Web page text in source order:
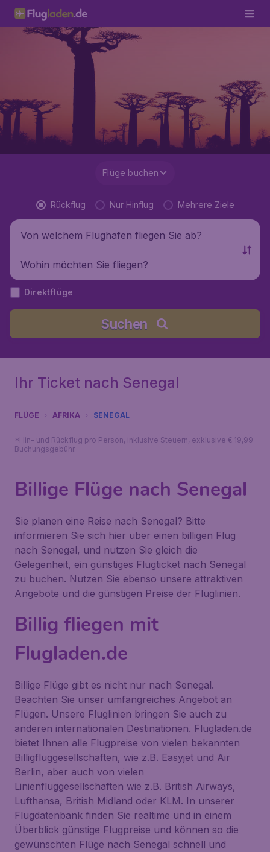
Flüge buchen
Rückflug Nur Hinflug Mehrere Ziele
Von welchem Flughafen fliegen Sie ab?
Wohin möchten Sie fliegen?
Direktflüge
Suchen
Ihr Ticket nach Senegal
FLÜGE AFRIKA SENEGAL
*Hin- und Rückflug pro Person, inklusive Steuern, exklusive € 19,99
Buchungsgebühr.
Billige Flüge nach Senegal
Sie planen eine Reise nach Senegal? Bitte
informieren Sie sich hier über einen billigen Flug
nach Senegal, und nutzen Sie gleich die
Gelegenheit, ein günstiges Flugticket nach Senegal
zu buchen. Nutzen Sie ebenso unsere attraktiven
Angebote und die günstigen Preise der Fluglinien.
Billig fliegen mit
Flugladen.de
Billige Flüge gibt es nicht nur nach Senegal.
Beachten Sie unser umfangreiches Angebot an
Flügen. Unsere Fluglinien bringen Sie auch zu
anderen internationalen Destinationen. Flugladen.de
bietet Ihnen alle Flugpreise von vielen bekannten
Billigfluggesellschaften, wie z.B. Easyjet und Air
Berlin, aber auch von vielen
Linienfluggesellschaften wie z.B. British Airways,
Lufthansa, British Midland oder KLM. In unserer
Flugdatenbank finden Sie realtime und in einem
Überblick günstige Flugpreise und können so die
gewünschten Flüge nach Senegal schnell und